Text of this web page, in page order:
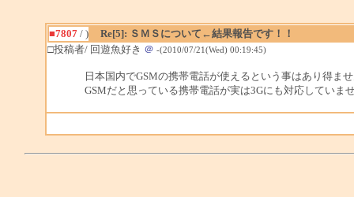
■7807/ )
Re[5]: ＳＭＳについて←結果報告です！！
□投稿者/ 回遊魚好き ＠ -(2010/07/21(Wed) 00:19:45)
日本国内でGSMの携帯電話が使えるという事はあり得ま
GSMだと思っている携帯電話が実は3Gにも対応していま